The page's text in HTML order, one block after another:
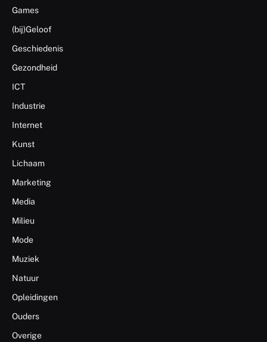
Games
(bij)Geloof
Geschiedenis
Gezondheid
ICT
Industrie
Internet
Kunst
Lichaam
Marketing
Media
Milieu
Mode
Muziek
Natuur
Opleidingen
Ouders
Overige